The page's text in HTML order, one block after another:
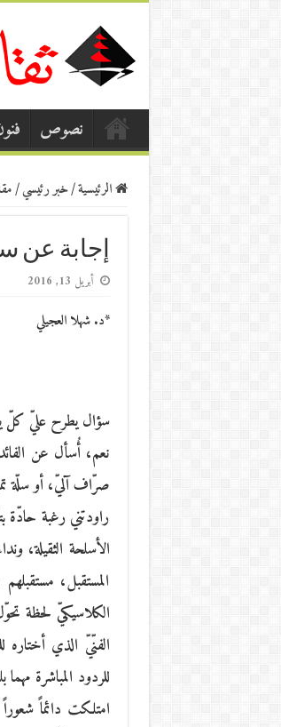
نصوص
الرئيسية/خبر رئيسي/
إجابة عن
أبريل 13, 2016
*د. شهلا العجيلي
سؤال يطرح عليّ كلّ
نعم، أُسأل عن
صرّاف آليّ، أو سلّة
راودتني رغبة
الأسلحة الثقيلة،
المستقبل،
الكلاسيكيّ لحظة
الفنّيّ الذي أختاره
للردود المباشرة
امتلكت دائماً